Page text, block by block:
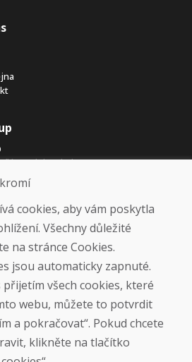
elektrokola
podmínky
a výměna zboží
osobních údajů
sítě
cookies, aby vám poskytla
Všechny důležité
na stránce Cookies.
jsou automaticky zapnuté.
všech cookies, které
webu, můžete to potvrdit
a pokračovat“. Pokud chcete
klikněte na tlačítko